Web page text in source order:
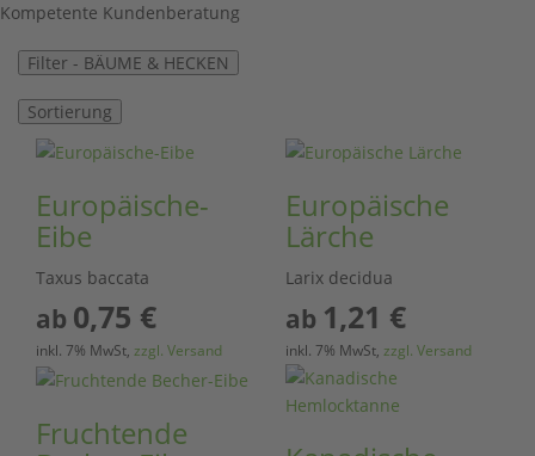
Kompetente Kundenberatung
Filter - BÄUME & HECKEN
Sortierung
Europäische-
Eibe
Taxus baccata
ab 0,75 €
inkl. 7% MwSt, zzgl. Versand
Europäische
Lärche
Larix decidua
ab 1,21 €
inkl. 7% MwSt, zzgl. Versand
Fruchtende